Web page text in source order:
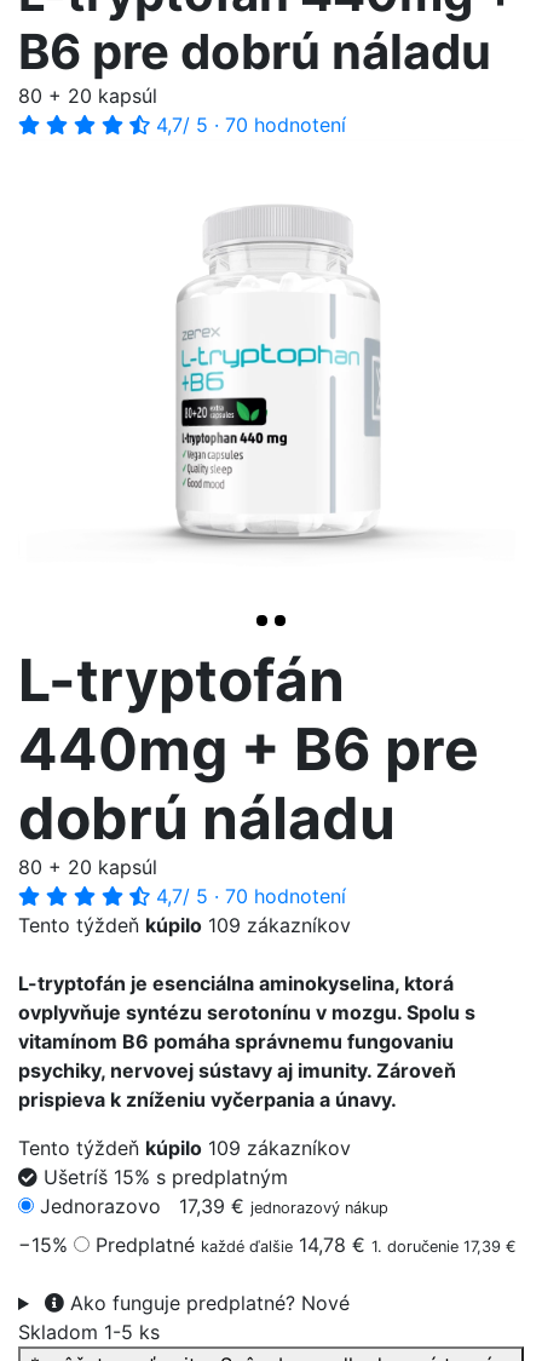
B6 pre dobrú náladu
80 + 20 kapsúl
4,7/ 5 · 70 hodnotení
L-tryptofán
440mg + B6 pre
dobrú náladu
80 + 20 kapsúl
4,7/ 5 · 70 hodnotení
Tento týždeň kúpilo 109 zákazníkov
L-tryptofán je esenciálna aminokyselina, ktorá
ovplyvňuje syntézu serotonínu v mozgu. Spolu s
vitamínom B6 pomáha správnemu fungovaniu
psychiky, nervovej sústavy aj imunity. Zároveň
prispieva k zníženiu vyčerpania a únavy.
Tento týždeň kúpilo 109 zákazníkov
Ušetríš 15% s predplatným
Jednorazovo
17,39 € jednorazový nákup
−15% Predplatné každé ďalšie 14,78 € 1. doručenie 17,39 €
Ako funguje predplatné? Nové
Skladom 1-5 ks